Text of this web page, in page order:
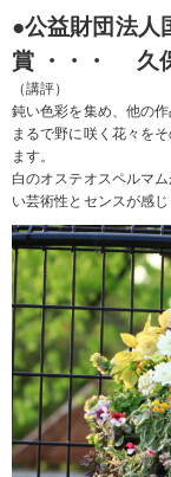
●公益財団法人
賞 ・・・ 久
（講評）
鈍い色彩を集め、他の
まるで野に咲く花々を
ます。
白のオステオスペルマ
い芸術性とセンスが感